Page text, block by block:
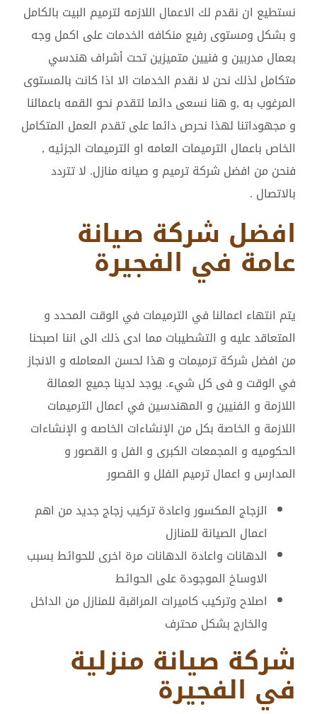
نستطيع ان نقدم لك الاعمال اللازمه لترميم البيت بالكامل
و بشكل ومستوى رفيع منكافه الخدمات على اكمل وجه
بعمال مدربين و فنيين متميزين تحت أشراف هندسي
متكامل لذلك نحن لا نقدم الخدمات الا اذا كانت بالمستوى
المرغوب به ,و هنا نسعى دائما لتقدم نحو القمه باعمالنا
و مجهوداتنا لهذا نحرص دائما على تقدم العمل المتكامل
الخاص باعمال الترميمات العامه او الترميمات الجزئيه ,
فنحن من افضل شركة ترميم و صيانه منازل. لا تتردد
بالاتصال .
افضل شركة صيانة
عامة في الفجيرة
يتم انتهاء اعمالنا في الترميمات في الوقت المحدد و
المتعاقد عليه و التشطيبات مما ادى ذلك الى اننا اصبحنا
من افضل شركة ترميمات و هذا لحسن المعامله و الانجاز
في الوقت و فى كل شيء. يوجد لدينا جميع العمالة
اللازمة و الفنيين و المهندسين في اعمال الترميمات
اللازمة و الخاصة بكل من الإنشاءات الخاصه و الإنشاءات
الحكوميه و المجمعات الكبرى و الفل و القصور و
المدارس و اعمال ترميم الفلل و القصور
الزجاج المكسور واعادة تركيب زجاج جديد من اهم
اعمال الصيانة للمنازل
الدهانات واعادة الدهانات مرة اخرى للحوائط بسبب
الاوساخ الموجودة على الحوائط
اصلاح وتركيب كاميرات المراقبة للمنازل من الداخل
والخارج بشكل محترف
شركة صيانة منزلية
في الفجيرة